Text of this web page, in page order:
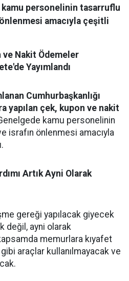
kamu personelinin tasarruflu
amacıyla çeşitli
ve Nakit Ödemeler
Yayımlandı
Cumhurbaşkanlığı
yapılan çek, kupon ve nakit
kamu personelinin
israfın önlenmesi amacıyla
Artık Ayni Olarak
gereği yapılacak giyecek
değil, ayni olarak
memurlara kıyafet
araçlar kullanılmayacak ve